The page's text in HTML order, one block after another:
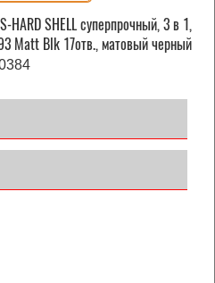
SHELL суперпрочный, 3 в 1,
Matt Blk 17отв., матовый черный